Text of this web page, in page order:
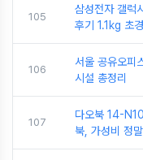
105
삼성전자 갤
후기 1.1kg 초
106
서울 공유오피
시설 총정리
107
다오북 14-
북, 가성비 정